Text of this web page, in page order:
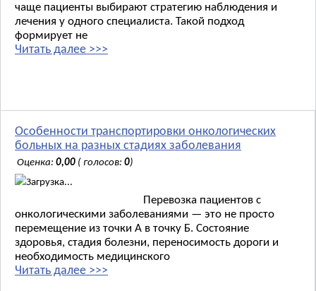
чаще пациенты выбирают стратегию наблюдения и
лечения у одного специалиста. Такой подход
формирует не
Читать далее >>>
Особенности транспортировки онкологических
больных на разных стадиях заболевания
Оценка: 0,00 ( голосов: 0)
Загрузка...
Перевозка пациентов с
онкологическими заболеваниями — это не просто
перемещение из точки А в точку Б. Состояние
здоровья, стадия болезни, переносимость дороги и
необходимость медицинского
Читать далее >>>